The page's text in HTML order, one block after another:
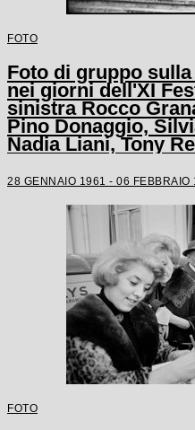
FOTO
Foto di gruppo
nei giorni dell'XI
sinistra Rocco
Pino Donaggio,
Nadia Liani, Tony
28 GENNAIO 1961 - 06 FEBBRAIO
FOTO